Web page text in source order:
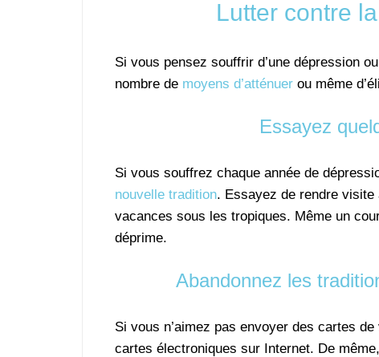
Lutter contre
Si vous pensez souffrir d’une dépression
nombre de moyens d’atténuer ou même
Essayez
Si vous souffrez chaque année de
nouvelle tradition. Essayez de rendre visite
vacances sous les tropiques. Même un
déprime.
Abandonnez les
Si vous n’aimez pas envoyer des cartes
cartes électroniques sur Internet. De